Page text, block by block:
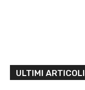
ULTIMI ARTICOLI